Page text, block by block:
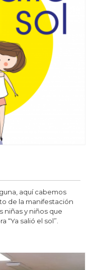
aquí cabemos
de la manifestación
niñas y niños que
salió el sol”.